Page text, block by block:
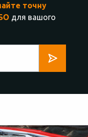
точну
для вашого